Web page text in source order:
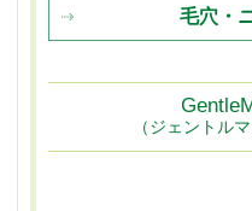
毛穴・
（ジェントル